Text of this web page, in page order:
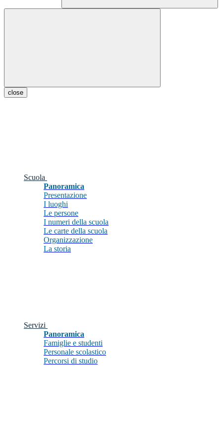
close
Scuola
Panoramica
Presentazione
I luoghi
Le persone
I numeri della scuola
Le carte della scuola
Organizzazione
La storia
Servizi
Panoramica
Famiglie e studenti
Personale scolastico
Percorsi di studio